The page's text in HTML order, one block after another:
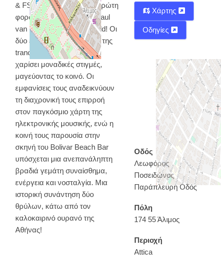
& FSI παρουσιάζουν για πρώτη
φορά μαζί στην Ελλάδα Paul
van Dyk και Paul Oakenfold! Οι
δύο εμβληματικές μορφές της
trance σκηνής μας έχουν
χαρίσει μοναδικές στιγμές,
μαγεύοντας το κοινό. Οι
εμφανίσεις τους αναδεικνύουν
τη διαχρονική τους επιρροή
στον παγκόσμιο χάρτη της
ηλεκτρονικής μουσικής, ενώ η
κοινή τους παρουσία στην
σκηνή του Bolivar Beach Bar
υπόσχεται μια ανεπανάληπτη
βραδιά γεμάτη συναίσθημα,
ενέργεια και νοσταλγία. Μια
ιστορική συνάντηση δύο
θρύλων, κάτω από τον
καλοκαιρινό ουρανό της
Αθήνας!
Χάρτης
Οδηγίες
Οδός
Λεωφόρος
Ποσειδώνος
Παράπλευρη Οδός
Πόλη
174 55 Άλιμος
Περιοχή
Attica